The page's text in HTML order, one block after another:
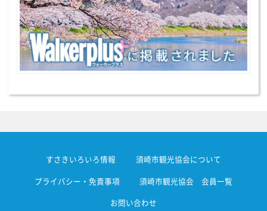
すさきいろいろ情報 須崎市観光協会について
プライバシー・免責事項 須崎市観光協会 会員一覧
お問い合わせ